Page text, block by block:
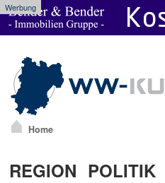
Werbung
Home
REGION POLITIK